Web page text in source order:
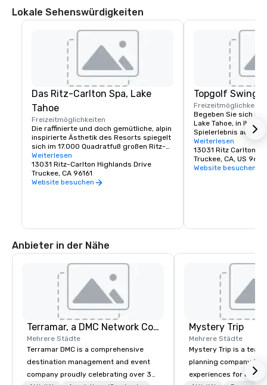
Lokale Sehenswürdigkeiten
Das Ritz-Carlton Spa, Lake
Tahoe
Freizeitmöglichkeiten
Die raffinierte und doch gemütliche, alpin
inspirierte Ästhetik des Resorts spiegelt
sich im 17.000 Quadratfuß großen Ritz-
Carlton Spa wider, das über 16
Behandlungsräume, ein beheiztes
Außen-Sportbecken und einen
Nassbereich verfügt. Nur für
Weiterlesen
13031 Ritz-Carlton Highlands Drive
Truckee, CA 96161
Website besuchen
Topgolf Swing
Freizeitmöglichkeiten
Begeben Sie sich im
Lake Tahoe, in Ihr
Spielerlebnis auf
der Technik. Die
bieten das ganze
privaten
Cocktails, einem
Weiterlesen
Truckee, CA, US 96161
Website besuchen
Anbieter in der Nähe
Terramar, a DMC Network Company
Mehrere Städte
Terramar DMC is a comprehensive
destination management and event
company proudly celebrating over 30
Mystery Trip
Mehrere Städte
Mystery Trip is a
planning company
experiences for our